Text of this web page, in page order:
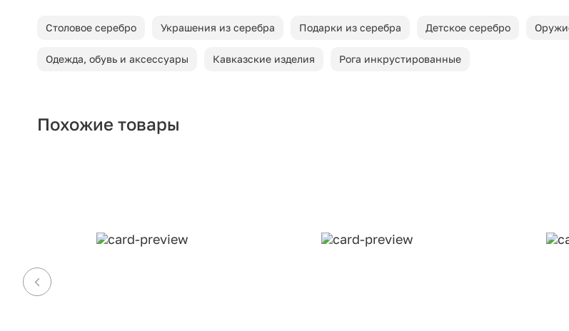
Столовое серебро Украшения из серебра Подарки из серебра Детское серебро
Одежда, обувь и аксессуары Кавказские изделия Рога инкрустированные
Похожие товары